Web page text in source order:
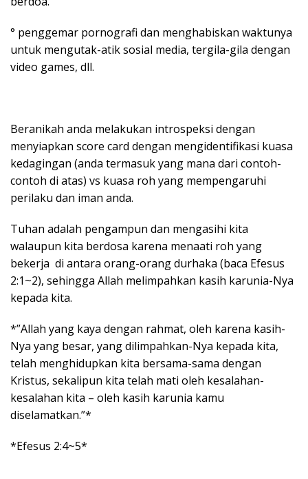
° penggemar pornografi dan menghabiskan waktunya
untuk mengutak-atik sosial media, tergila-gila dengan
video games, dll.
Beranikah anda melakukan introspeksi dengan
menyiapkan score card dengan mengidentifikasi kuasa
kedagingan (anda termasuk yang mana dari contoh-
contoh di atas) vs kuasa roh yang mempengaruhi
perilaku dan iman anda.
Tuhan adalah pengampun dan mengasihi kita
walaupun kita berdosa karena menaati roh yang
bekerja di antara orang-orang durhaka (baca Efesus
2:1~2), sehingga Allah melimpahkan kasih karunia-Nya
kepada kita.
*”Allah yang kaya dengan rahmat, oleh karena kasih-
Nya yang besar, yang dilimpahkan-Nya kepada kita,
telah menghidupkan kita bersama-sama dengan
Kristus, sekalipun kita telah mati oleh kesalahan-
kesalahan kita – oleh kasih karunia kamu
diselamatkan.”*
*Efesus 2:4~5*